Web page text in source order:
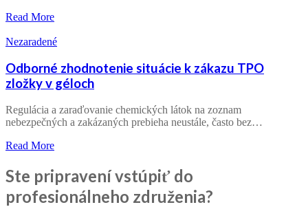
Read More
Nezaradené
Odborné zhodnotenie situácie k zákazu TPO
zložky v géloch
Regulácia a zaraďovanie chemických látok na zoznam
nebezpečných a zakázaných prebieha neustále, často bez…
Read More
Ste pripravení vstúpiť do
profesionálneho združenia?